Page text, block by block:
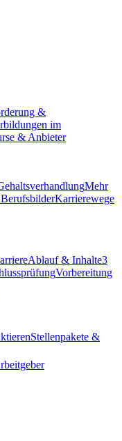
&
im
& Anbieter
Mehr
Karrierewege
Ablauf & Inhalte3
Vorbereitung
Stellenpakete &